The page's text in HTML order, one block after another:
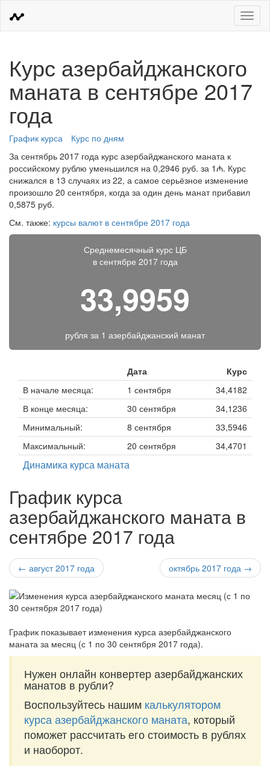
Меню
Курс азербайджанского
маната в сентябре 2017
года
График курса
Курс по дням
За сентябрь 2017 года курс азербайджанского маната к
российскому рублю уменьшился на 0,2946 руб. за 1₼. Курс
снижался в 13 случаях из 22, а самое серьёзное изменение
произошло 20 сентября, когда за один день манат прибавил
0,5875 руб.
См. также: курсы валют в сентябре 2017 года
Среднемесячный курс ЦБ
в сентябре 2017 года
33,9959
рубля за 1 азербайджанский манат
Дата
Курс
В начале месяца:
1 сентября
34,4182
В конце месяца:
30 сентября
34,1236
Минимальный:
8 сентября
33,5946
Максимальный:
20 сентября 34,4701
Динамика курса маната
График курса
азербайджанского маната в
сентябре 2017 года
← август 2017 года октябрь 2017 года →
График показывает изменения курса азербайджанского
маната за месяц (с 1 по 30 сентября 2017 года).
Нужен онлайн конвертер азербайджанских
манатов в рубли?
Воспользуйтесь нашим калькулятором
курса азербайджанского маната, который
поможет рассчитать его стоимость в рублях
и наоборот.